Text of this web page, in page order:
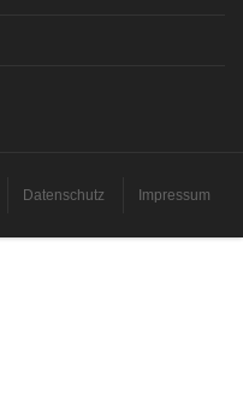
Datenschutz Impressum